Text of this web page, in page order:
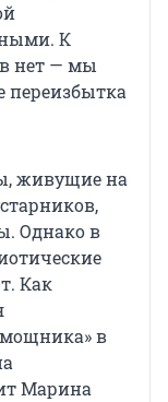
К
нет — мы
переизбытка
живущие на
Однако в
Как
в
Марина